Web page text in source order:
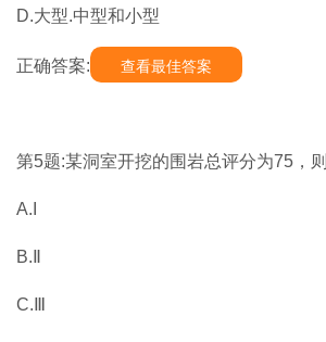
D.大型.中型和小型
正确答案: 查看最佳答案
第5题:某洞室开挖的围岩总评分为75，则
A.I
B.Ⅱ
C.Ⅲ